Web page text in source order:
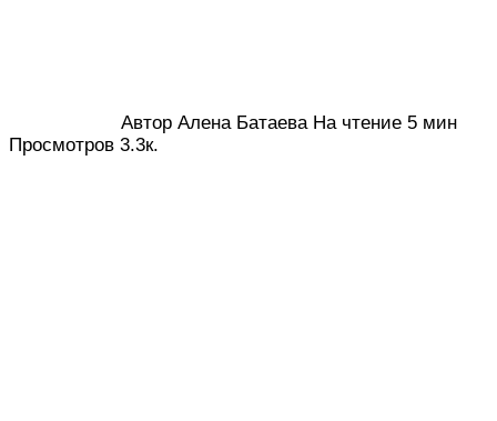
Автор Алена Батаева На чтение 5 мин
Просмотров 3.3к.